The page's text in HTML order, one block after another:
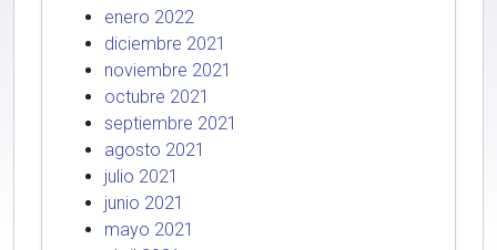
enero 2022
diciembre 2021
noviembre 2021
octubre 2021
septiembre 2021
agosto 2021
julio 2021
junio 2021
mayo 2021